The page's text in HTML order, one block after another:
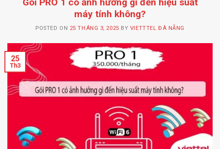
máy tính không?
POSTED ON 25 THÁNG 3, 2025 BY VIETTTEL ĐÀ NẴNG
25
Th3